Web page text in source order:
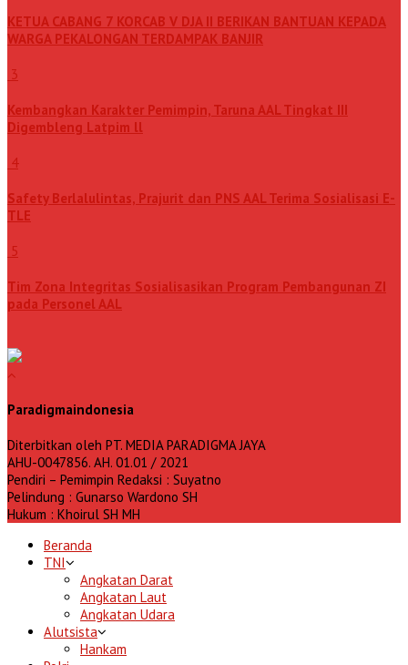
KETUA CABANG 7 KORCAB V DJA II BERIKAN BANTUAN KEPADA
WARGA PEKALONGAN TERDAMPAK BANJIR
3
Kembangkan Karakter Pemimpin, Taruna AAL Tingkat III
Digembleng Latpim ll
4
Safety Berlalulintas, Prajurit dan PNS AAL Terima Sosialisasi E-
TLE
5
Tim Zona Integritas Sosialisasikan Program Pembangunan ZI
pada Personel AAL
Paradigmaindonesia
Diterbitkan oleh PT. MEDIA PARADIGMA JAYA
AHU-0047856. AH. 01.01 / 2021
Pendiri – Pemimpin Redaksi : Suyatno
Pelindung : Gunarso Wardono SH
Hukum : Khoirul SH MH
Beranda
TNI
Angkatan Darat
Angkatan Laut
Angkatan Udara
Alutsista
Hankam